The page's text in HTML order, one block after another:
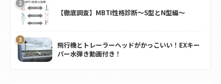
【徹底調査】MBTI性格診断～S型とN型編～
飛行機とトレーラーヘッドがかっこいい！EXキー
パー水弾き動画付き！